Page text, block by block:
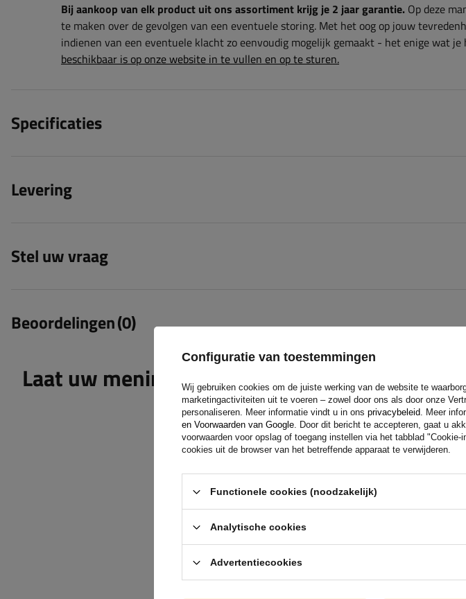
Bij aankoop van elk product uit ons assortiment krijg je 2 jaar garantie. Op deze
te maken over de gevolgen van een eventuele storing. Met het oog op jouw
indienen van een eventuele klacht zo eenvoudig mogelijk gemaakt - het enige wat je
beschikbaar is op onze website in te vullen en op te sturen.
Specificaties
Levering
Stel uw vraag
Beoordelingen(0)
Laat uw mening achter
Uw score:
5/5
Voeg je eigen
productfoto toe:
Configuratie van toestemmingen
Wij gebruiken cookies om de juiste werking van de website te
marketingactiviteiten uit te voeren – zowel door ons als door onze
personaliseren. Meer informatie vindt u in ons privacybeleid. Meer
en Voorwaarden van Google. Door dit bericht te accepteren, gaat u
voorwaarden voor opslag of toegang instellen via het tabblad
cookies uit de browser van het betreffende apparaat te verwijderen.
Functionele cookies (noodzakelijk)
Analytische cookies
Advertentiecookies